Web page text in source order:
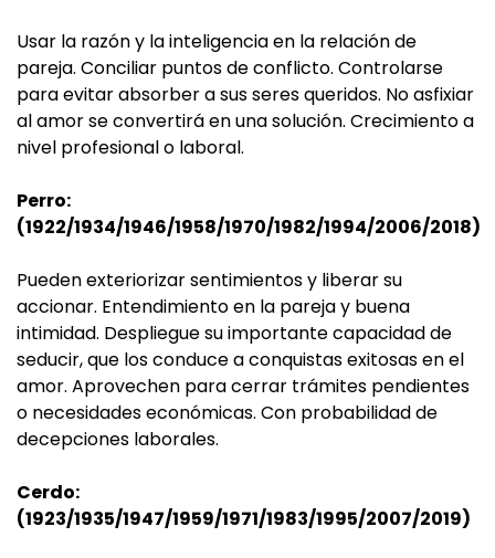
Usar la razón y la inteligencia en la relación de
pareja. Conciliar puntos de conflicto. Controlarse
para evitar absorber a sus seres queridos. No asfixiar
al amor se convertirá en una solución. Crecimiento a
nivel profesional o laboral.
Perro:
(1922/1934/1946/1958/1970/1982/1994/2006/2018)
Pueden exteriorizar sentimientos y liberar su
accionar. Entendimiento en la pareja y buena
intimidad. Despliegue su importante capacidad de
seducir, que los conduce a conquistas exitosas en el
amor. Aprovechen para cerrar trámites pendientes
o necesidades económicas. Con probabilidad de
decepciones laborales.
Cerdo:
(1923/1935/1947/1959/1971/1983/1995/2007/2019)